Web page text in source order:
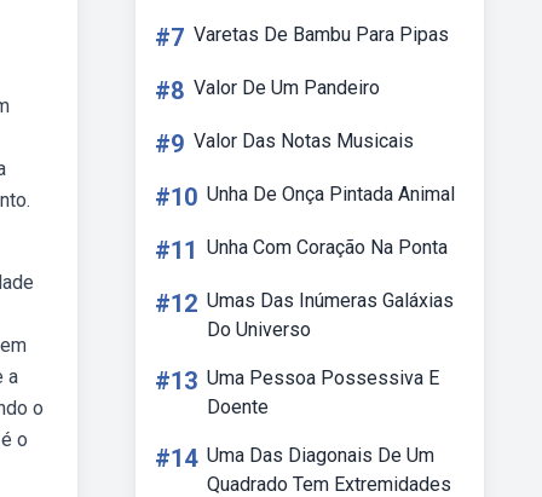
a
o
o
#7 Varetas De Bambu Para Pipas
#8 Valor De Um Pandeiro
#9 Valor Das Notas Musicais
#10 Unha De Onça Pintada Animal
#11 Unha Com Coração Na Ponta
#12 Umas Das Inúmeras Galáxias
Do Universo
#13 Uma Pessoa Possessiva E
Doente
#14 Uma Das Diagonais De Um
Quadrado Tem Extremidades